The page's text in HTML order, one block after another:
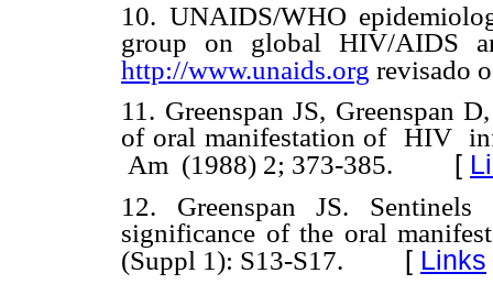
10. UNAIDS/WHO
group on global HIV/AIDS
http://www.unaids.org revisado
11. Greenspan JS, Greenspan
of oral manifestation of HIV
Am (1988) 2; 373-385. [
12.
Greenspan JS.
significance of the oral
(Suppl 1): S13-S17. [ Links